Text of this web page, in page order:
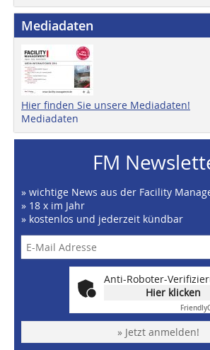
Mediadaten
Hier finden Sie unsere Mediadaten!
Mediadaten
FM
» wichtige News aus der Facility
» 18 x im Jahr
» kostenlos und jederzeit kündbar
Anti-Roboter-
Hier klicken
Friendly
» Jetzt anmelden!